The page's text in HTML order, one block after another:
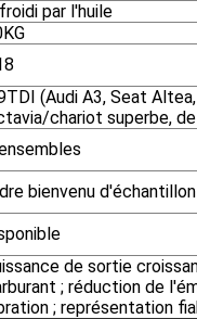
par l'huile
(Audi A3, Seat
chariot superbe,
bienvenu d'échantillon
de sortie
; réduction de
; représentation